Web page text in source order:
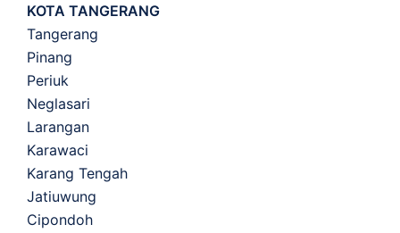
KOTA TANGERANG
Tangerang
Pinang
Periuk
Neglasari
Larangan
Karawaci
Karang Tengah
Jatiuwung
Cipondoh